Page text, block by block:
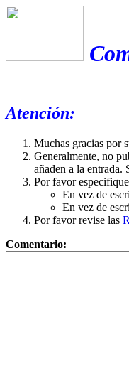
Atención:
Muchas gracias por
Generalmente, no
añaden a la
Por favor
En vez de
En vez de
Por favor revise las
Comentario: